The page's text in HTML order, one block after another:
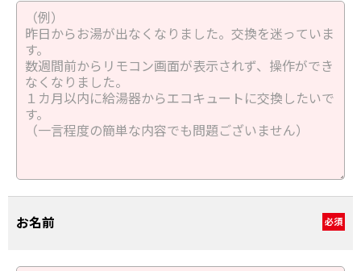
お名前 必須